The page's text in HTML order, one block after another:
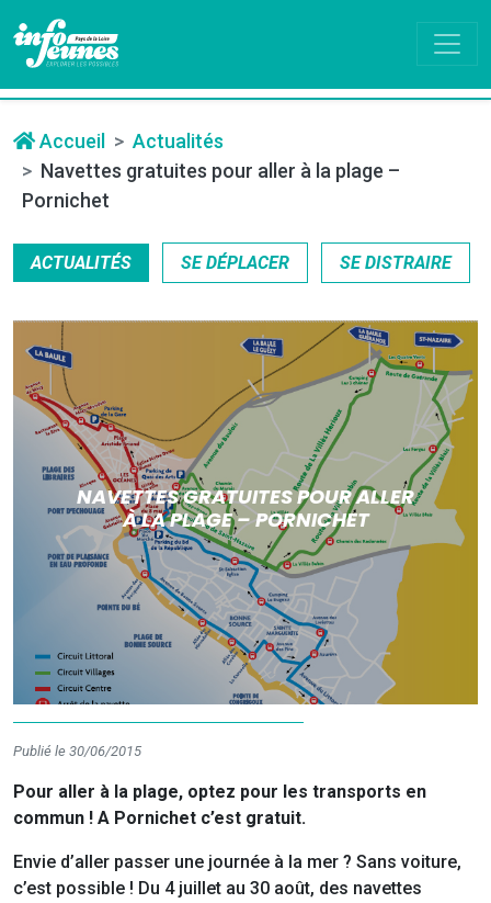
Accueil
Actualités
Navettes gratuites pour aller à la plage –
Pornichet
ACTUALITÉS SE DÉPLACER SE DISTRAIRE
NAVETTES GRATUITES POUR ALLER
À LA PLAGE – PORNICHET
Publié le 30/06/2015
Pour aller à la plage, optez pour les transports en
commun ! A Pornichet c’est gratuit.
Envie d’aller passer une journée à la mer ? Sans voiture,
c’est possible ! Du 4 juillet au 30 août, des navettes